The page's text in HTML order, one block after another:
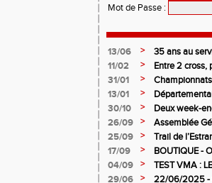
Mot de Passe :
13/06 >
35 ans au
11/02
>
Entre 2 cross,
31/01
>
juniors filles
13/01 >
Bégard
30/10 >
Deux week-
pour l’AS
26/09 >
Assemblée
25/09
>
Trail de
17/09
>
BOUTIQUE -
04/09
>
TEST VMA :
29/06
>
22/06/2025 -